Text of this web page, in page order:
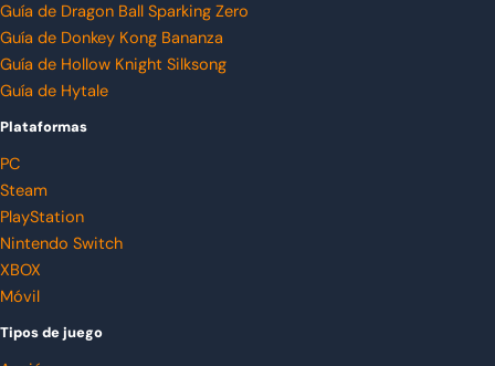
Guía de Dragon Ball Sparking Zero
Guía de Donkey Kong Bananza
Guía de Hollow Knight Silksong
Guía de Hytale
Plataformas
PC
Steam
PlayStation
Nintendo Switch
XBOX
Móvil
Tipos de juego